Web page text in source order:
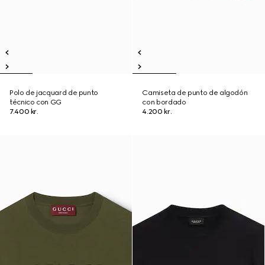
Polo de jacquard de punto
técnico con GG
7.400 kr.
Camiseta de punto de algodón
con bordado
4.200 kr.